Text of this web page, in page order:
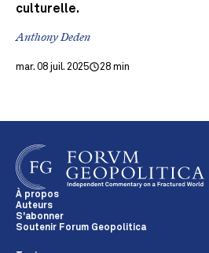
culturelle.
Anthony Deden
mar. 08 juil. 2025 28 min
À propos
Auteurs
S'abonner
Soutenir Forum Geopolitica